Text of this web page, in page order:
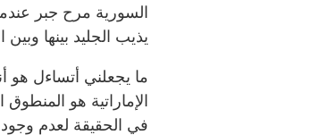
السورية مرح جبر
يذيب الجليد بينها
ما يجعلني أتساءل هو
الإماراتية هو
في الحقيقة لعدم وجود